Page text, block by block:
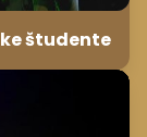
študente